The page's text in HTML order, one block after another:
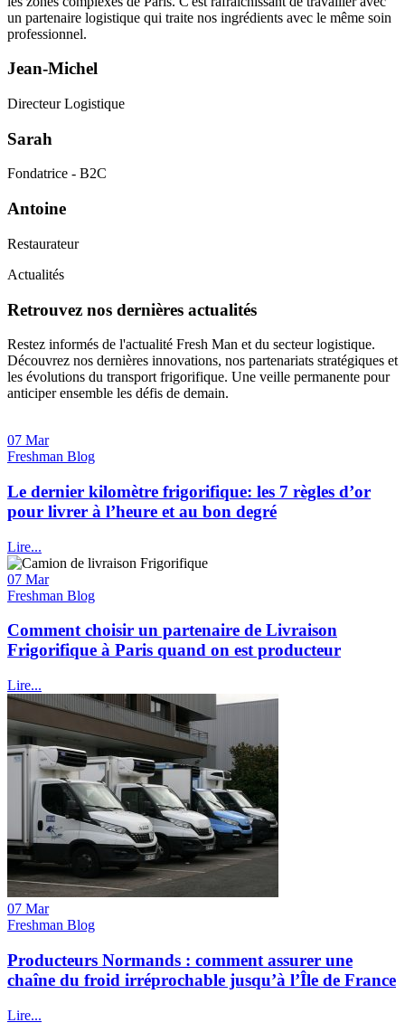
un partenaire logistique qui traite nos ingrédients avec le même soin
professionnel.
Jean-Michel
Directeur Logistique
Sarah
Fondatrice - B2C
Antoine
Restaurateur
Actualités
Retrouvez nos dernières actualités
Restez informés de l'actualité Fresh Man et du secteur logistique.
Découvrez nos dernières innovations, nos partenariats stratégiques et
les évolutions du transport frigorifique. Une veille permanente pour
anticiper ensemble les défis de demain.
07 Mar
Freshman Blog
Le dernier kilomètre frigorifique: les 7 règles d’or
pour livrer à l’heure et au bon degré
Lire...
07 Mar
Freshman Blog
Comment choisir un partenaire de Livraison
Frigorifique à Paris quand on est producteur
Lire...
07 Mar
Freshman Blog
Producteurs Normands : comment assurer une
chaîne du froid irréprochable jusqu’à l’Île de France
Lire...